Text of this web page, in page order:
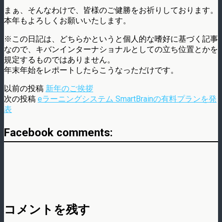
まぁ、そんなわけで、皆様のご健勝をお祈りしております。
本年もよろしくお願いいたします。
※この日記は、どちらかというと個人的な嗜好に基づく記事
なので、キバンインターナショナルとしての立ち位置とかを
規定するものではありません。
年末年始をレポートしたらこうなっただけです。
以前の投稿 新年のご挨拶
次の投稿 eラーニングシステム SmartBrainの有料プランを発
表
Facebook comments:
コメントを残す